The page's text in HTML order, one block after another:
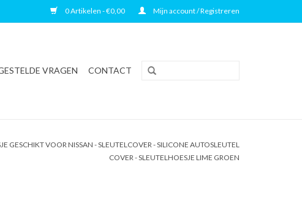
0 Artikelen - €0,00 Mijn account / Registreren
VRAGEN CONTACT
GESCHIKT VOOR NISSAN - SLEUTELCOVER - SILICONE AUTOSLEUTEL
COVER - SLEUTELHOESJE LIME GROEN